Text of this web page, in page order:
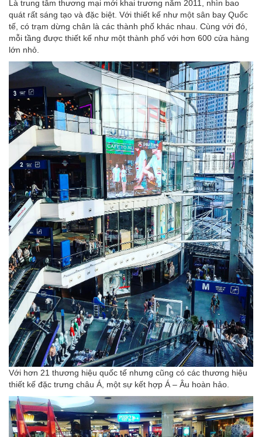
Là trung tâm thương mại mới khai trương năm 2011, nhìn bao
quát rất sáng tạo và đặc biệt. Với thiết kế như một sân bay Quốc
tế, có trạm dừng chân là các thành phố khác nhau. Cùng với đó,
mỗi tầng được thiết kế như một thành phố với hơn 600 cửa hàng
lớn nhỏ.
Với hơn 21 thương hiệu quốc tế nhưng cũng có các thương hiệu
thiết kế đặc trưng châu Á, một sự kết hợp Á – Âu hoàn hảo.